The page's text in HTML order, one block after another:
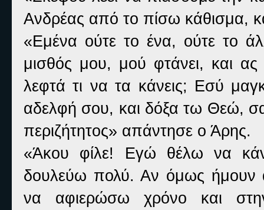
Ανδρέας από το πίσω κάθισμα,
«Εμένα ούτε το ένα, ούτε το
μισθός μου, μού φτάνει, και
λεφτά τι να τα κάνεις; Εσύ
αδελφή σου, και δόξα τω Θεώ,
περιζήτητος» απάντησε ο Άρης.
«Άκου φίλε! Εγώ θέλω να
δουλεύω πολύ. Αν όμως ήμουν
να αφιερώσω χρόνο και